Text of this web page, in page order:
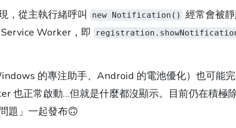
，從主執行緒呼叫
new Notification()
經常會被
Worker，即
的專注助手、Android 的電池優化）也可能
也正常啟動…但就是什麼都沒顯示。目前仍在積極
題」一起發布🙃